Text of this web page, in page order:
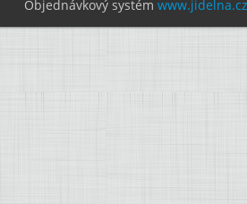
Objednávkový systém www.jidelna.cz